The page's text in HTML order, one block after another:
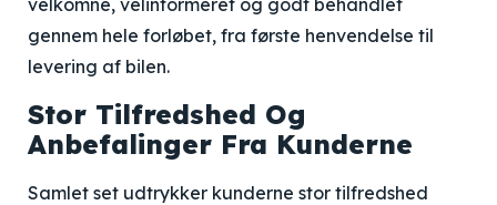
velkomne, velinformeret og godt behandlet
gennem hele forløbet, fra første henvendelse til
levering af bilen.
Stor Tilfredshed Og
Anbefalinger Fra Kunderne
Samlet set udtrykker kunderne stor tilfredshed